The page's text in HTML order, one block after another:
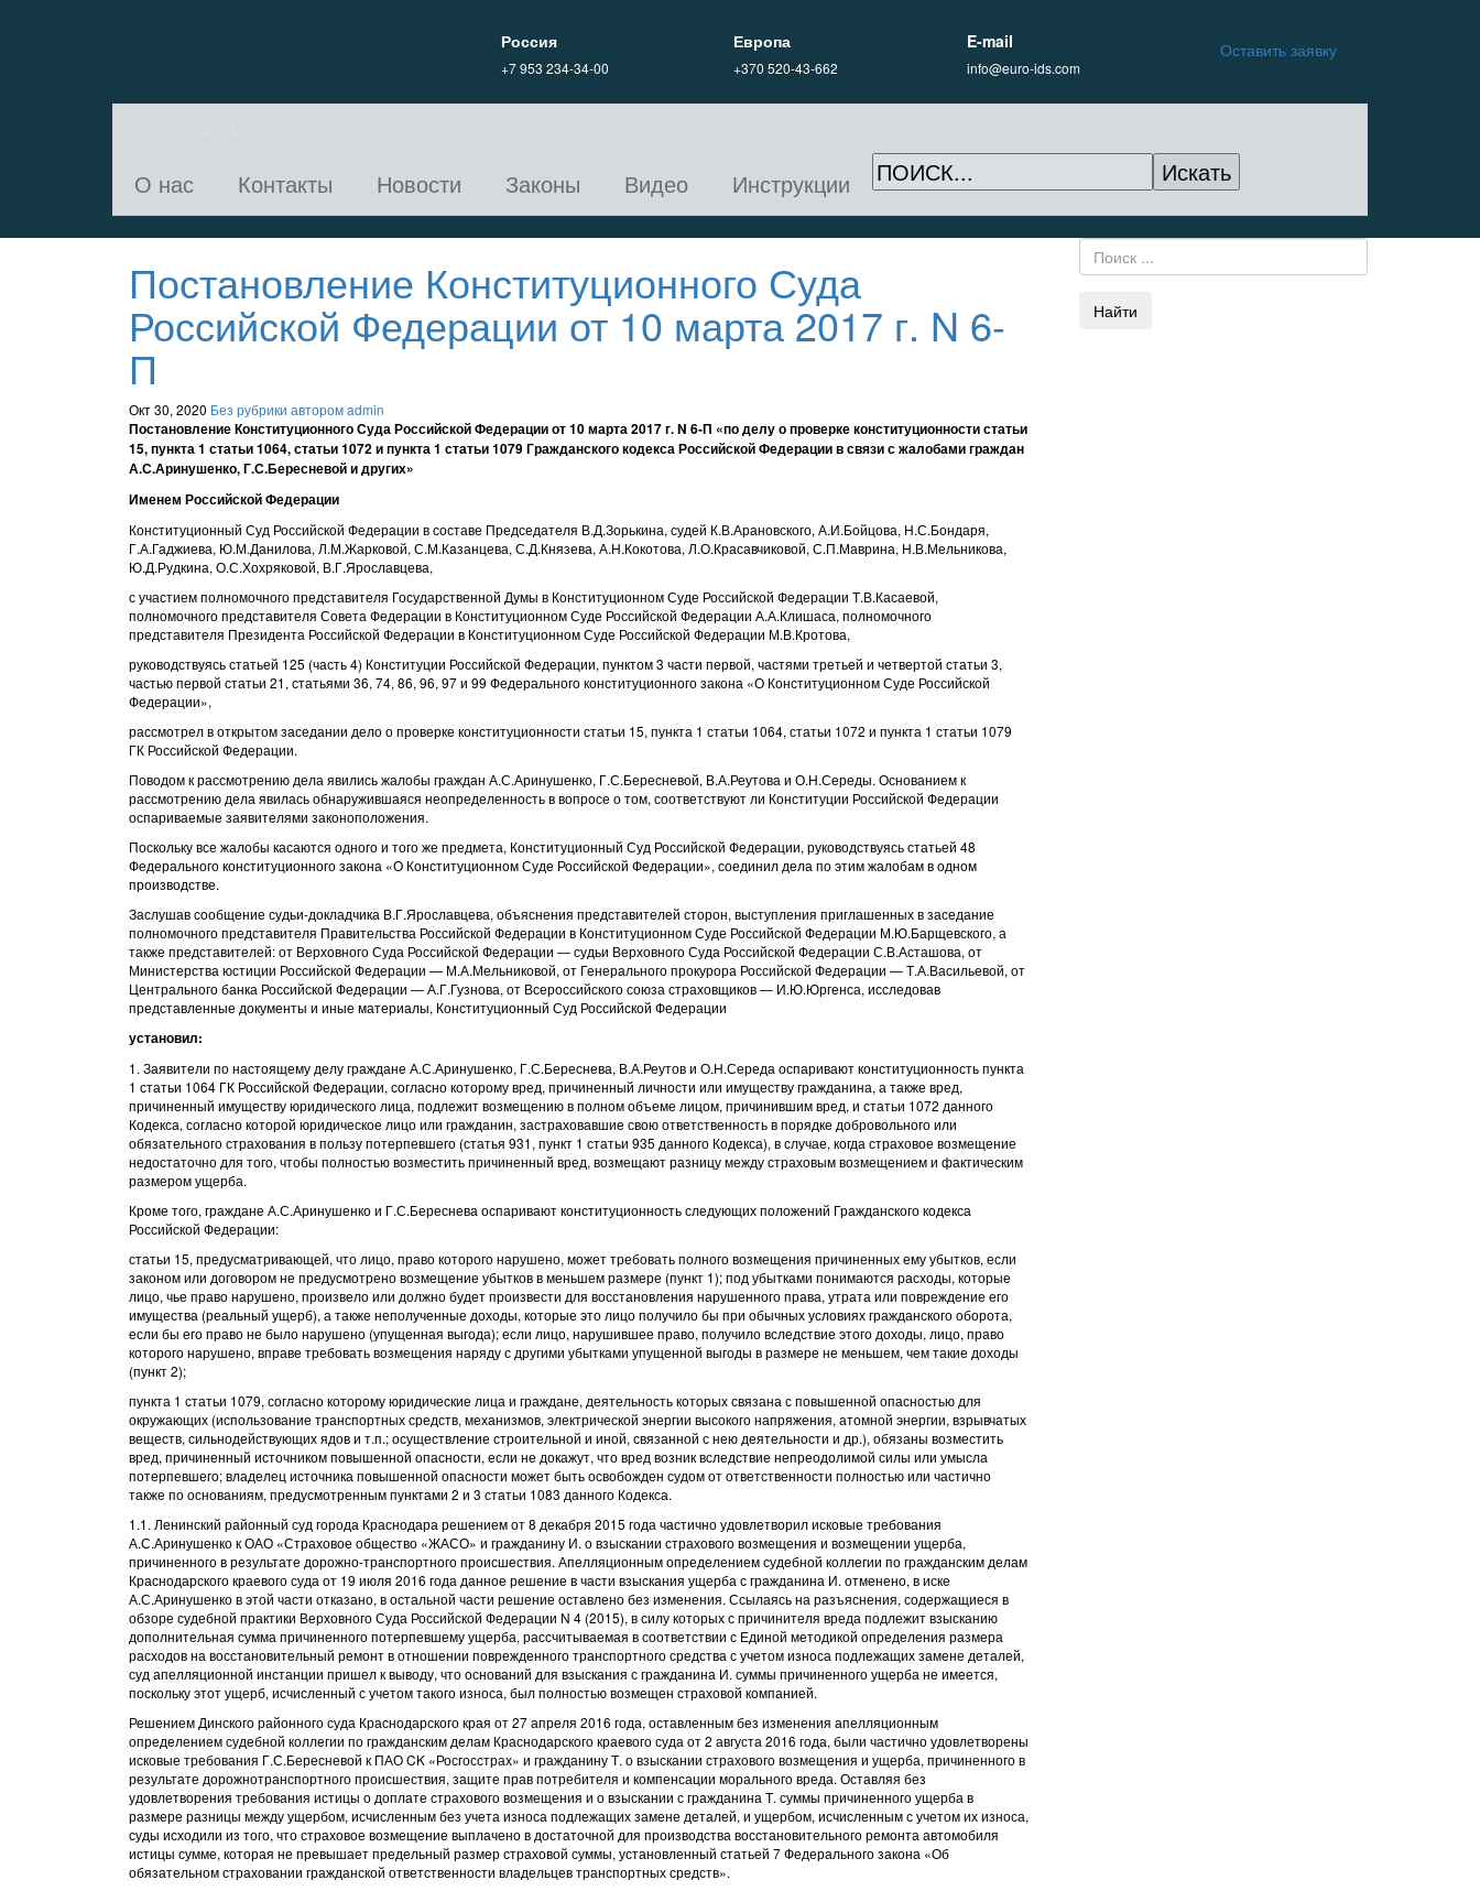
Россия
+7 953 234-34-00
Европа
+370 520-43-662
E-mail
info@euro-ids.com
Оставить заявку
О нас Контакты Новости Законы Видео Инструкции
Постановление Конституционного Суда
Российской Федерации от 10 марта 2017 г. N 6-
П
Окт 30, 2020 Без рубрики автором admin
Постановление Конституционного Суда Российской Федерации от 10 марта 2017 г. N 6-П «по делу о проверке конституционности статьи
15, пункта 1 статьи 1064, статьи 1072 и пункта 1 статьи 1079 Гражданского кодекса Российской Федерации в связи с жалобами граждан
А.С.Аринушенко, Г.С.Бересневой и других»
Именем Российской Федерации
Конституционный Суд Российской Федерации в составе Председателя В.Д.Зорькина, судей К.В.Арановского, А.И.Бойцова, Н.С.Бондаря,
Г.А.Гаджиева, Ю.М.Данилова, Л.М.Жарковой, С.М.Казанцева, С.Д.Князева, А.Н.Кокотова, Л.О.Красавчиковой, С.П.Маврина, Н.В.Мельникова,
Ю.Д.Рудкина, О.С.Хохряковой, В.Г.Ярославцева,
с участием полномочного представителя Государственной Думы в Конституционном Суде Российской Федерации Т.В.Касаевой,
полномочного представителя Совета Федерации в Конституционном Суде Российской Федерации А.А.Клишаса, полномочного
представителя Президента Российской Федерации в Конституционном Суде Российской Федерации М.В.Кротова,
руководствуясь статьей 125 (часть 4) Конституции Российской Федерации, пунктом 3 части первой, частями третьей и четвертой статьи 3,
частью первой статьи 21, статьями 36, 74, 86, 96, 97 и 99 Федерального конституционного закона «О Конституционном Суде Российской
Федерации»,
рассмотрел в открытом заседании дело о проверке конституционности статьи 15, пункта 1 статьи 1064, статьи 1072 и пункта 1 статьи 1079
ГК Российской Федерации.
Поводом к рассмотрению дела явились жалобы граждан А.С.Аринушенко, Г.С.Бересневой, В.А.Реутова и О.Н.Середы. Основанием к
рассмотрению дела явилась обнаружившаяся неопределенность в вопросе о том, соответствуют ли Конституции Российской Федерации
оспариваемые заявителями законоположения.
Поскольку все жалобы касаются одного и того же предмета, Конституционный Суд Российской Федерации, руководствуясь статьей 48
Федерального конституционного закона «О Конституционном Суде Российской Федерации», соединил дела по этим жалобам в одном
производстве.
Заслушав сообщение судьи-докладчика В.Г.Ярославцева, объяснения представителей сторон, выступления приглашенных в заседание
полномочного представителя Правительства Российской Федерации в Конституционном Суде Российской Федерации М.Ю.Барщевского, а
также представителей: от Верховного Суда Российской Федерации — судьи Верховного Суда Российской Федерации С.В.Асташова, от
Министерства юстиции Российской Федерации — М.А.Мельниковой, от Генерального прокурора Российской Федерации — Т.А.Васильевой, от
Центрального банка Российской Федерации — А.Г.Гузнова, от Всероссийского союза страховщиков — И.Ю.Юргенса, исследовав
представленные документы и иные материалы, Конституционный Суд Российской Федерации
установил:
1. Заявители по настоящему делу граждане А.С.Аринушенко, Г.С.Береснева, В.А.Реутов и О.Н.Середа оспаривают конституционность пункта
1 статьи 1064 ГК Российской Федерации, согласно которому вред, причиненный личности или имуществу гражданина, а также вред,
причиненный имуществу юридического лица, подлежит возмещению в полном объеме лицом, причинившим вред, и статьи 1072 данного
Кодекса, согласно которой юридическое лицо или гражданин, застраховавшие свою ответственность в порядке добровольного или
обязательного страхования в пользу потерпевшего (статья 931, пункт 1 статьи 935 данного Кодекса), в случае, когда страховое возмещение
недостаточно для того, чтобы полностью возместить причиненный вред, возмещают разницу между страховым возмещением и фактическим
размером ущерба.
Кроме того, граждане А.С.Аринушенко и Г.С.Береснева оспаривают конституционность следующих положений Гражданского кодекса
Российской Федерации:
статьи 15, предусматривающей, что лицо, право которого нарушено, может требовать полного возмещения причиненных ему убытков, если
законом или договором не предусмотрено возмещение убытков в меньшем размере (пункт 1); под убытками понимаются расходы, которые
лицо, чье право нарушено, произвело или должно будет произвести для восстановления нарушенного права, утрата или повреждение его
имущества (реальный ущерб), а также неполученные доходы, которые это лицо получило бы при обычных условиях гражданского оборота,
если бы его право не было нарушено (упущенная выгода); если лицо, нарушившее право, получило вследствие этого доходы, лицо, право
которого нарушено, вправе требовать возмещения наряду с другими убытками упущенной выгоды в размере не меньшем, чем такие доходы
(пункт 2);
пункта 1 статьи 1079, согласно которому юридические лица и граждане, деятельность которых связана с повышенной опасностью для
окружающих (использование транспортных средств, механизмов, электрической энергии высокого напряжения, атомной энергии, взрывчатых
веществ, сильнодействующих ядов и т.п.; осуществление строительной и иной, связанной с нею деятельности и др.), обязаны возместить
вред, причиненный источником повышенной опасности, если не докажут, что вред возник вследствие непреодолимой силы или умысла
потерпевшего; владелец источника повышенной опасности может быть освобожден судом от ответственности полностью или частично
также по основаниям, предусмотренным пунктами 2 и 3 статьи 1083 данного Кодекса.
1.1. Ленинский районный суд города Краснодара решением от 8 декабря 2015 года частично удовлетворил исковые требования
А.С.Аринушенко к ОАО «Страховое общество «ЖАСО» и гражданину И. о взыскании страхового возмещения и возмещении ущерба,
причиненного в результате дорожно-транспортного происшествия. Апелляционным определением судебной коллегии по гражданским делам
Краснодарского краевого суда от 19 июля 2016 года данное решение в части взыскания ущерба с гражданина И. отменено, в иске
А.С.Аринушенко в этой части отказано, в остальной части решение оставлено без изменения. Ссылаясь на разъяснения, содержащиеся в
обзоре судебной практики Верховного Суда Российской Федерации N 4 (2015), в силу которых с причинителя вреда подлежит взысканию
дополнительная сумма причиненного потерпевшему ущерба, рассчитываемая в соответствии с Единой методикой определения размера
расходов на восстановительный ремонт в отношении поврежденного транспортного средства с учетом износа подлежащих замене деталей,
суд апелляционной инстанции пришел к выводу, что оснований для взыскания с гражданина И. суммы причиненного ущерба не имеется,
поскольку этот ущерб, исчисленный с учетом такого износа, был полностью возмещен страховой компанией.
Решением Динского районного суда Краснодарского края от 27 апреля 2016 года, оставленным без изменения апелляционным
определением судебной коллегии по гражданским делам Краснодарского краевого суда от 2 августа 2016 года, были частично удовлетворены
исковые требования Г.С.Бересневой к ПАО CK «Росгосстрах» и гражданину Т. о взыскании страхового возмещения и ущерба, причиненного в
результате дорожнотранспортного происшествия, защите прав потребителя и компенсации морального вреда. Оставляя без
удовлетворения требования истицы о доплате страхового возмещения и о взыскании с гражданина Т. суммы причиненного ущерба в
размере разницы между ущербом, исчисленным без учета износа подлежащих замене деталей, и ущербом, исчисленным с учетом их износа,
суды исходили из того, что страховое возмещение выплачено в достаточной для производства восстановительного ремонта автомобиля
истицы сумме, которая не превышает предельный размер страховой суммы, установленный статьей 7 Федерального закона «Об
обязательном страховании гражданской ответственности владельцев транспортных средств».
Найти